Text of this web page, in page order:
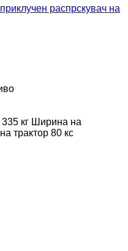
распрскувач на
335 кг Ширина на
трактор 80 кс